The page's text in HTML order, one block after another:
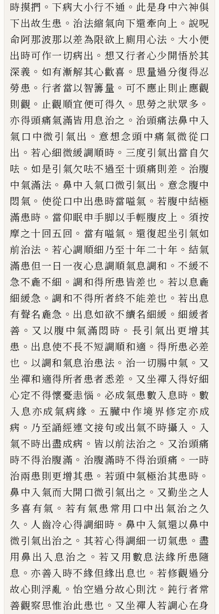
時摸捫 。 下病大小行不通 。 此是身中六神俱
下出故生患 。 治法縮氣向下還牽向上 。 說呪
命阿那波那以差為限欲 上廁用心法 。 大小便
出時可作一切病出 。 想又行者心少開悟於其
深義 。 如有漸解其心歡喜 。 思量過分復得忍
勞患 。 行者當以智籌量 。 可不應止則止應觀
則觀 。 止觀順宜便可得久 。 思勞之狀眾多 。
亦得頭痛氣滿皆用息治之 。 治頭痛法鼻中入
氣口中微引氣出 。 意想念頭中痛氣微從口
出 。 若心細微緩調順時 。 三度引氣出當自欠
呿 。 如是引氣欠呿不過至十頭痛則差 。 治腹
中氣滿法 。 鼻中入氣口微引氣出 。 意念腹中
悶氣 。 使從口中出患時當嗌氣 。 若腹中結極
滿患時 。 當仰眠申手脚以手輕腹皮上 。 須按
摩之十回五回 。 當有嗌氣 。 還復起坐引氣如
前治法 。 若心調順細乃至十年二十年 。 結氣
滿患但一日一夜心息調順氣息調和 。 不緩不
急不麁不細 。 調和得所患皆差也 。 若以息麁
細緩急 。 調和不得所者終不能差也 。 若出息
有聲名麁急 。 出息如欲不續名細緩 。 細緩者
善 。 又以腹中氣滿悶時 。 長引氣出更增其
患 。 出息使不長不短調順和適 。 得所患必差
也 。 以調和氣息治患法 。 治一切腸中氣 。 又
坐禪和適得所者患者悉差 。 又坐禪入得好細
心定不得懷憂恚惱 。 必成氣患數入息時 。 數
入息亦成氣病緣 。 五臟中作境界修定亦成
病 。 乃至誦經連文接句或出氣不時攝入 。 入
氣不時出盡成病 。 皆以前法治之 。 又治頭痛
時不得治腹滿 。 治腹滿時不得治頭痛 。 一時
治兩患則更增其患 。 若頭中氣極治其患時 。
鼻中入氣而大開口微引氣出之 。 又勤坐之人
多喜有氣 。 若有氣患常用口中出氣治之久
久 。 人齒冷心得調細時 。 鼻中入氣還以鼻中
微引氣出治之 。 其若心得調細一切氣患 。 盡
用鼻出入息治之 。 若又用數息法緣所患隨
息 。 亦善入時不緣但緣出息也 。 若修觀過分
故心則浮亂 。 怡空過分故心則沈 。 鈍行者常
善觀察思惟治此患也 。 又坐禪人若調心在身